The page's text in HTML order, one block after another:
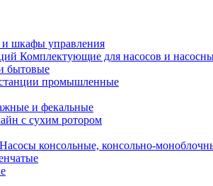
и шкафы управления
Комплектующие для насосов и
бытовые
промышленные
и фекальные
с сухим ротором
Насосы консольные, консольно-